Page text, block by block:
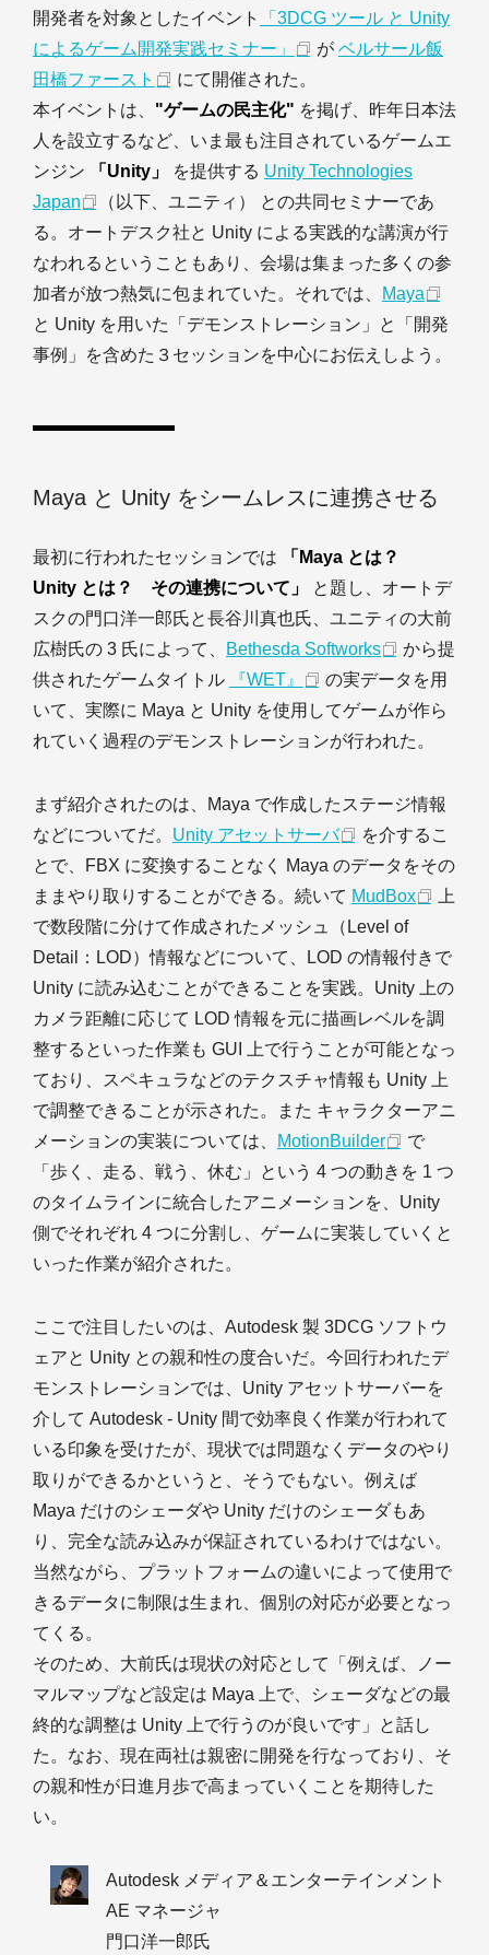
開発者を対象としたイベント
「3DCG ツール と Unity
によるゲーム開発実践セミナー」
が ベルサール飯
田橋ファースト
にて開催された。
本イベントは、 "ゲームの民主化" を掲げ、昨年日本法
人を設立するなど、いま最も注目されているゲームエ
ンジン
「Unity」 を提供する Unity Technologies
Japan
（以下、ユニティ） との共同セミナーであ
る。オートデスク社と Unity による実践的な講演が行
なわれるということもあり、会場は集まった多くの参
加者が放つ熱気に包まれていた。それでは、
Maya
と Unity を用いた「デモンストレーション」と「開発
事例」を含めた３セッションを中心にお伝えしよう。
Maya と Unity をシームレスに連携させる
最初に行われたセッションでは
「Maya とは？
Unity とは？ その連携について」
と題し、オートデ
スクの門口洋一郎氏と長谷川真也氏、ユニティの大前
広樹氏の 3 氏によって、
Bethesda Softworks
から提
供されたゲームタイトル
『WET』
の実データを用
いて、実際に Maya と Unity を使用してゲームが作ら
れていく過程のデモンストレーションが行われた。
まず紹介されたのは、Maya で作成したステージ情報
などについてだ。 Unity アセットサーバ
を介するこ
とで、FBX に変換することなく Maya のデータをその
ままやり取りすることができる。続いて MudBox
上
で数段階に分けて作成されたメッシュ（Level of
Detail：LOD）情報などについて、LOD の情報付きで
Unity に読み込むことができることを実践。Unity 上の
カメラ距離に応じて LOD 情報を元に描画レベルを調
整するといった作業も GUI 上で行うことが可能となっ
ており、スペキュラなどのテクスチャ情報も Unity 上
で調整できることが示された。また キャラクターアニ
メーションの実装については、
MotionBuilder
で
「歩く、走る、戦う、休む」という 4 つの動きを 1 つ
のタイムラインに統合したアニメーションを、Unity
側でそれぞれ 4 つに分割し、ゲームに実装していくと
いった作業が紹介された。
ここで注目したいのは、Autodesk 製 3DCG ソフトウ
ェアと Unity との親和性の度合いだ。今回行われたデ
モンストレーションでは、Unity アセットサーバーを
介して Autodesk - Unity 間で効率良く作業が行われて
いる印象を受けたが、現状では問題なくデータのやり
取りができるかというと、そうでもない。例えば
Maya だけのシェーダや Unity だけのシェーダもあ
り、完全な読み込みが保証されているわけではない。
当然ながら、プラットフォームの違いによって使用で
きるデータに制限は生まれ、個別の対応が必要となっ
てくる。
そのため、大前氏は現状の対応として「例えば、ノー
マルマップなど設定は Maya 上で、シェーダなどの最
終的な調整は Unity 上で行うのが良いです」と話し
た。なお、現在両社は親密に開発を行なっており、そ
の親和性が日進月歩で高まっていくことを期待した
い。
Autodesk メディア＆エンターテインメント
AE マネージャ
門口洋一郎氏